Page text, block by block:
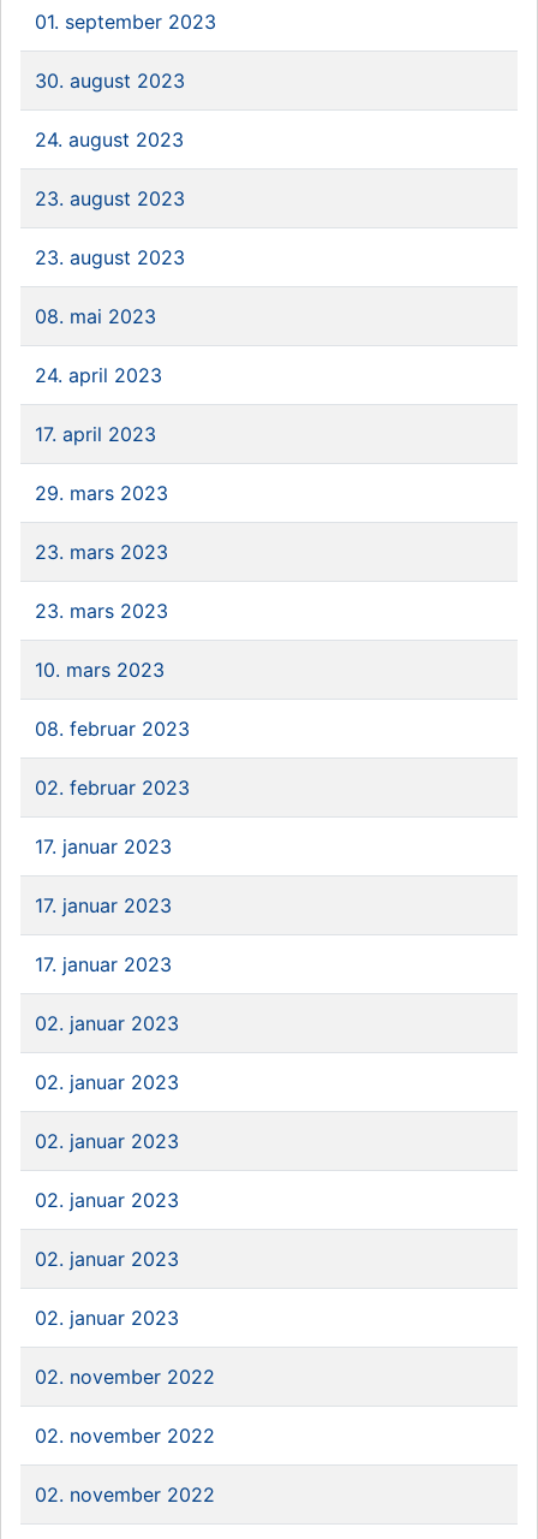
01. september 2023
30. august 2023
24. august 2023
23. august 2023
23. august 2023
08. mai 2023
24. april 2023
17. april 2023
29. mars 2023
23. mars 2023
23. mars 2023
10. mars 2023
08. februar 2023
02. februar 2023
17. januar 2023
17. januar 2023
17. januar 2023
02. januar 2023
02. januar 2023
02. januar 2023
02. januar 2023
02. januar 2023
02. januar 2023
02. november 2022
02. november 2022
02. november 2022